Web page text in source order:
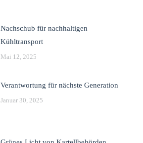
Nachschub für nachhaltigen
Kühltransport
Mai 12, 2025
Verantwortung für nächste Generation
Januar 30, 2025